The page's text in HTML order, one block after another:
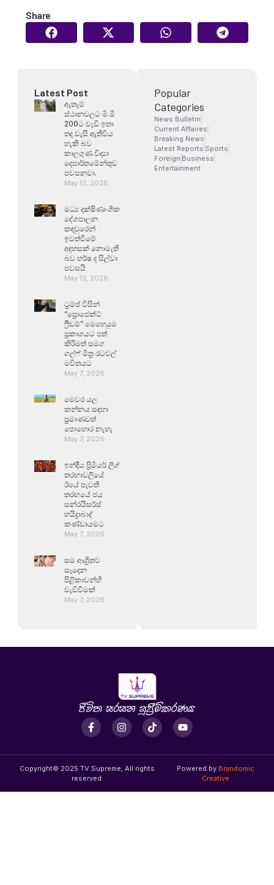
Share
Latest Post
ඇතැම්
ස්ථානවලට මි.මි
200ට වැඩි ඉතා
තද වැසි ඇතිවිය
හැකි බව
කාලගුණ විද්‍යා
දෙපාර්තමේන්තුව
පවසනවා.
May 13, 2026
මධ්‍ය දක්ෂිණාංශික
දේශපාලන
කඳවුරෙන්
ඉවත්වීමේ
අදහසක් නොමැති
බව හර්ෂ ද සිල්වා
පවසයි
May 13, 2026
ට්‍රම්ප් විසින්
“ප්‍රොජෙක්ට්
ෆ්‍රීඩම්” මෙහෙයුම
ප්‍රකාශයට පත්
කිරීමත් සමග
ගල්ෆ් මිත්‍ර රටවල්
මවිතයට
May 7, 2026
මෙවර යල
කන්නය සඳහා
ප්‍රමාණවත්
පොහොර නැහැ
May 7, 2026
ඉන්දීය ප්‍රිමියර් ලීග්
තරඟාවලියේ
ඊයේ පැවති
තරඟයේ ජය
සන්රයිසර්ස්
හයිද්‍රාබාද්
කණ්ඩායමට
May 7, 2026
සම ආශ්‍රිතව
සෑදෙන
පිළිකාවන්හි
වැඩිවීමක්
May 7, 2026
Popular
Categories
News Bulletin
Current Affaires
Breaking News
Latest Reports Sports
Foreign Business
Entertainment
Copyright© 2025 TV Supreme, All rights
reserved.
Powered by Brandomic
Creative